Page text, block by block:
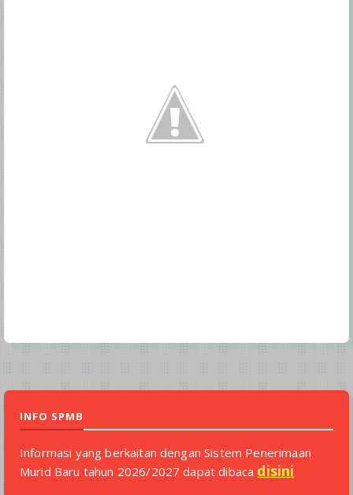
INFO SPMB
Informasi yang berkaitan dengan Sistem Penerimaan
Murid Baru tahun 2026/2027 dapat dibaca disini